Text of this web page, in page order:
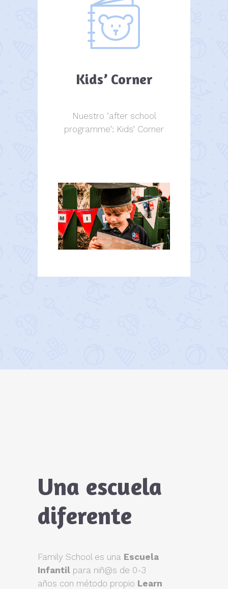
Kids’ Corner
Nuestro ‘after school
programme’: Kids’ Corner
Una escuela
diferente
Family School es una Escuela
Infantil para niñ@s de 0-3
años con método propio Learn